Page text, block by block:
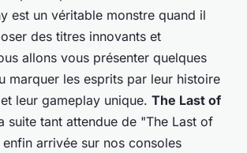
est un véritable monstre quand il
des titres innovants et
allons vous présenter quelques
marquer les esprits par leur histoire
leur gameplay unique. The Last of
suite tant attendue de "The Last of
enfin arrivée sur nos consoles